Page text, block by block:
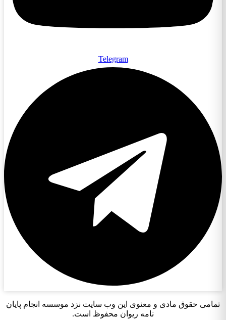
Telegram
تمامی حقوق مادی و معنوی این وب سایت نزد موسسه انجام پایان
نامه ریوان محفوظ است.